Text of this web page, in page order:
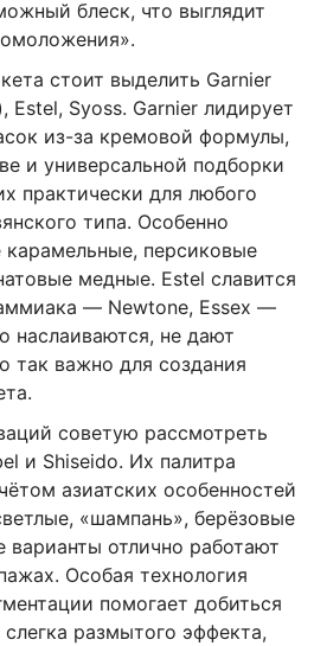
блеск, что выглядит
стоит выделить Garnier
Estel, Syoss. Garnier лидирует
из-за кремовой формулы,
и универсальной подборки
практически для любого
типа. Особенно
персиковые
медные. Estel славится
— Newtone, Essex —
наслаиваются, не дают
так важно для создания
советую рассмотреть
и Shiseido. Их палитра
азиатских особенностей
«шампань», берёзовые
варианты отлично работают
Особая технология
помогает добиться
размытого эффекта,